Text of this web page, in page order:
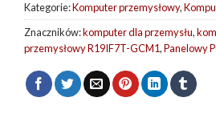
Kategorie:Komputer przemysłowy,
Znaczników:komputer dla przemysłu,
przemysłowy R19IF7T-GCM1,Panelowy